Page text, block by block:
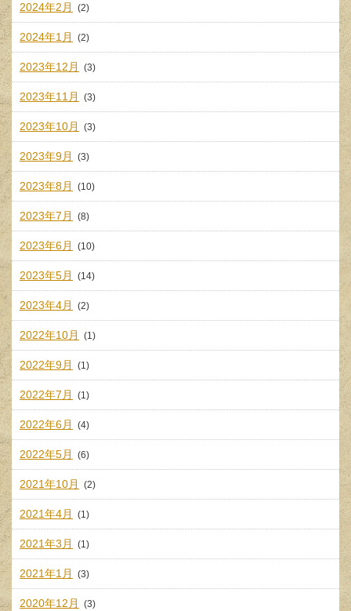
2024年2月 (2)
2024年1月 (2)
2023年12月 (3)
2023年11月 (3)
2023年10月 (3)
2023年9月 (3)
2023年8月 (10)
2023年7月 (8)
2023年6月 (10)
2023年5月 (14)
2023年4月 (2)
2022年10月 (1)
2022年9月 (1)
2022年7月 (1)
2022年6月 (4)
2022年5月 (6)
2021年10月 (2)
2021年4月 (1)
2021年3月 (1)
2021年1月 (3)
2020年12月 (3)